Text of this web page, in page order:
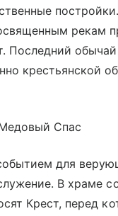
рекам
Последний
крестьянской
Спас
для
В храме
Крест, перед